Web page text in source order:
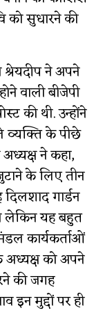
को सुधारने की
ने अपने
वाली बीजेपी
की थी. उन्होंने
व्यक्ति के पीछे
ने कहा,
के लिए तीन
गार्डन
यह बहुत
कार्यकर्ताओं
को अपने
की जगह
इन मुद्दों पर ही